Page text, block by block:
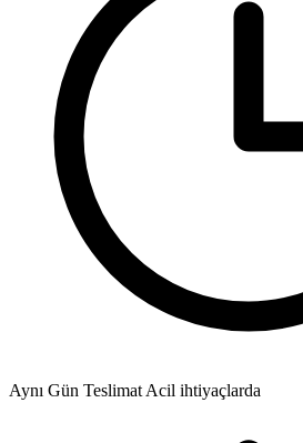
Aynı Gün Teslimat Acil ihtiyaçlarda